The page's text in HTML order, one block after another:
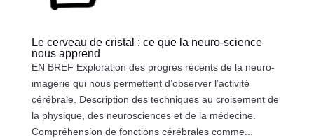
Le cerveau de cristal : ce que la neuro-science
nous apprend
EN BREF Exploration des progrès récents de la neuro-
imagerie qui nous permettent d’observer l’activité
cérébrale. Description des techniques au croisement de
la physique, des neurosciences et de la médecine.
Compréhension de fonctions cérébrales comme...